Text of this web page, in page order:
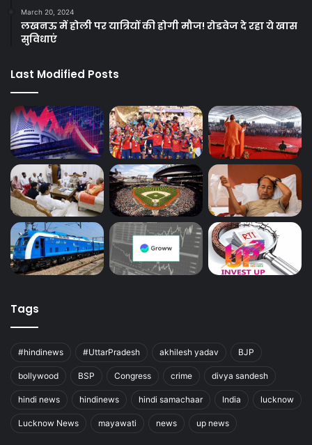
March 20, 2024
लखनऊ में होली पर यात्रियों की होगी मौज! रोडवेज दे रहा ये खास
सुविधाएं
Last Modified Posts
Tags
#hindinews #UttarPradesh akhilesh yadav BJP
bollywood BSP Congress crime divya sandesh
hindi news hindinews hindi samachaar India lucknow
Lucknow News mayawati news up news